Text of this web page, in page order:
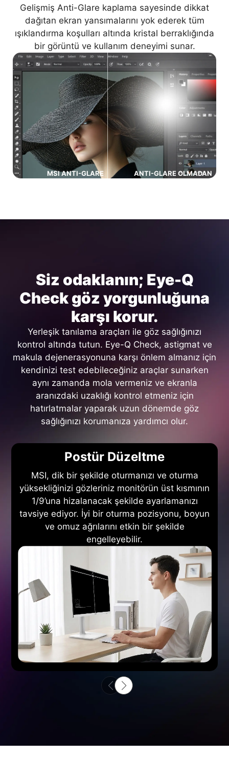
Gelişmiş Anti-Glare kaplama sayesinde dikkat
dağıtan ekran yansımalarını yok ederek tüm
ışıklandırma koşulları altında kristal berraklığında
bir görüntü ve kullanım deneyimi sunar.
MSI ANTI-GLARE ANTI-GLARE OLMADAN
Siz odaklanın; Eye-Q
Check göz yorgunluğuna
karşı korur.
Yerleşik tanılama araçları ile göz sağlığınızı
kontrol altında tutun. Eye-Q Check, astigmat ve
makula dejenerasyonuna karşı önlem almanız için
kendinizi test edebileceğiniz araçlar sunarken
aynı zamanda mola vermeniz ve ekranla
aranızdaki uzaklığı kontrol etmeniz için
hatırlatmalar yaparak uzun dönemde göz
sağlığınızı korumanıza yardımcı olur.
Postür Düzeltme
MSI, dik bir şekilde oturmanızı ve oturma
yüksekliğinizi gözleriniz monitörün üst kısmının
1/9’una hizalanacak şekilde ayarlamanızı
tavsiye ediyor. İyi bir oturma pozisyonu, boyun
ve omuz ağrılarını etkin bir şekilde
engelleyebilir.